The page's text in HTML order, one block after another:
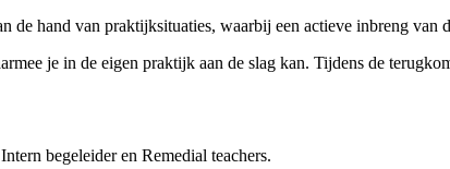
de hand van praktijksituaties, waarbij een actieve inbreng van
je in de eigen praktijk aan de slag kan. Tijdens de
begeleider en Remedial teachers.